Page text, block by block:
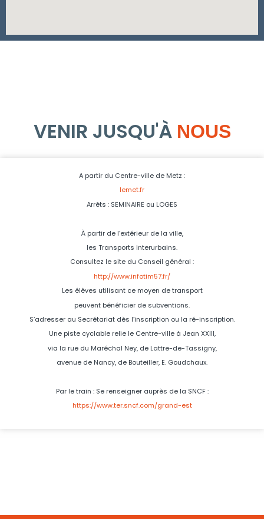
VENIR JUSQU'À NOUS
A partir du Centre-ville de Metz :
lemet.fr
Arrêts : SEMINAIRE ou LOGES
À partir de l’extérieur de la ville,
les Transports interurbains.
Consultez le site du Conseil général :
http://www.infotim57.fr/
Les élèves utilisant ce moyen de transport
peuvent bénéficier de subventions.
S’adresser au Secrétariat dès l’inscription ou la ré-inscription.
Une piste cyclable relie le Centre-ville à Jean XXIII,
via la rue du Maréchal Ney, de Lattre-de-Tassigny,
avenue de Nancy, de Bouteiller, E. Goudchaux.
Par le train : Se renseigner auprès de la SNCF :
https://www.ter.sncf.com/grand-est